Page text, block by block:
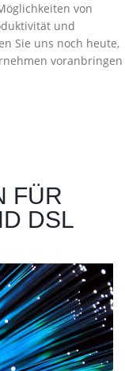
von
und
Sie uns noch heute,
voranbringen
FÜR
DSL